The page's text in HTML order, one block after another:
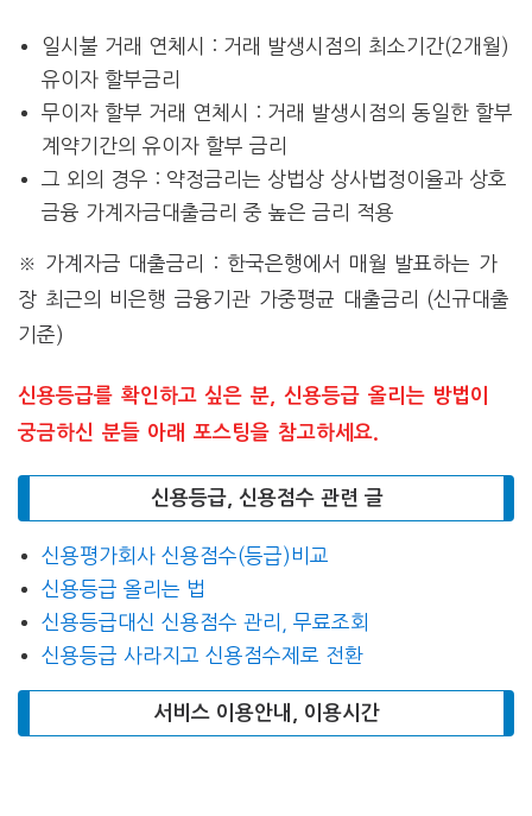
일시불 거래 연체시 : 거래 발생시점의 최소기간(2개월)
유이자 할부금리
무이자 할부 거래 연체시 : 거래 발생시점의 동일한 할부
계약기간의 유이자 할부 금리
그 외의 경우 : 약정금리는 상법상 상사법정이율과 상호
금융 가계자금대출금리 중 높은 금리 적용
※ 가계자금 대출금리 : 한국은행에서 매월 발표하는 가
장 최근의 비은행 금융기관 가중평균 대출금리 (신규대출
기준)
신용등급를 확인하고 싶은 분, 신용등급 올리는 방법이
궁금하신 분들 아래 포스팅을 참고하세요.
신용등급, 신용점수 관련 글
신용평가회사 신용점수(등급)비교
신용등급 올리는 법
신용등급대신 신용점수 관리, 무료조회
신용등급 사라지고 신용점수제로 전환
서비스 이용안내, 이용시간